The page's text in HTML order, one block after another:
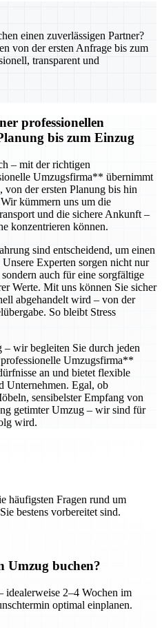
einen zuverlässigen Partner?
von der ersten Anfrage bis zum
transparent und
professionellen
bis zum Einzug
– mit der richtigen
Umzugsfirma** übernimmt
der ersten Planung bis hin
kümmern uns um die
und die sichere Ankunft –
konzentrieren können.
sind entscheidend, um einen
Experten sorgen nicht nur
auch für eine sorgfältige
Werte. Mit uns können Sie sicher
abgehandelt wird – von der
So bleibt Stress
wir begleiten Sie durch jeden
Umzugsfirma**
an und bietet flexible
Unternehmen. Egal, ob
sensibelster Empfang von
getimter Umzug – wir sind für
wird.
häufigsten Fragen rund um
bestens vorbereitet sind.
Umzug buchen?
idealerweise 2–4 Wochen im
optimal einplanen.